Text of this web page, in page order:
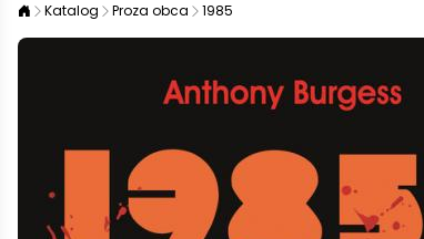
Katalog Proza obca 1985